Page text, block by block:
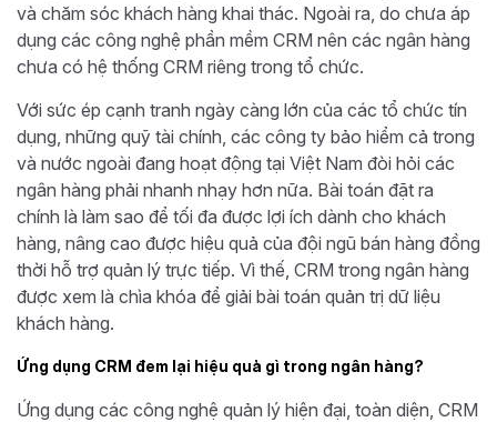
và chăm sóc khách hàng khai thác. Ngoài ra, do chưa áp
dụng các công nghệ phần mềm CRM nên các ngân hàng
chưa có hệ thống CRM riêng trong tổ chức.
Với sức ép cạnh tranh ngày càng lớn của các tổ chức tín
dụng, những quỹ tài chính, các công ty bảo hiểm cả trong
và nước ngoài đang hoạt động tại Việt Nam đòi hỏi các
ngân hàng phải nhanh nhạy hơn nữa. Bài toán đặt ra
chính là làm sao để tối đa được lợi ích dành cho khách
hàng, nâng cao được hiệu quả của đội ngũ bán hàng đồng
thời hỗ trợ quản lý trực tiếp. Vì thế, CRM trong ngân hàng
được xem là chìa khóa để giải bài toán quản trị dữ liệu
khách hàng.
Ứng dụng CRM đem lại hiệu quả gì trong ngân hàng?
Ứng dụng các công nghệ quản lý hiện đại, toàn diện, CRM